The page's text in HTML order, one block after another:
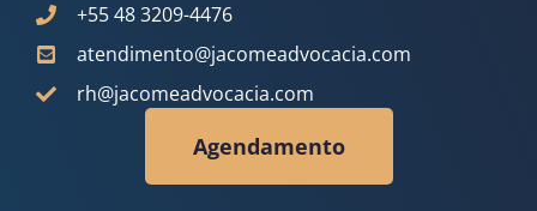
+55 48 3209-4476
atendimento@jacomeadvocacia.com
rh@jacomeadvocacia.com
Agendamento